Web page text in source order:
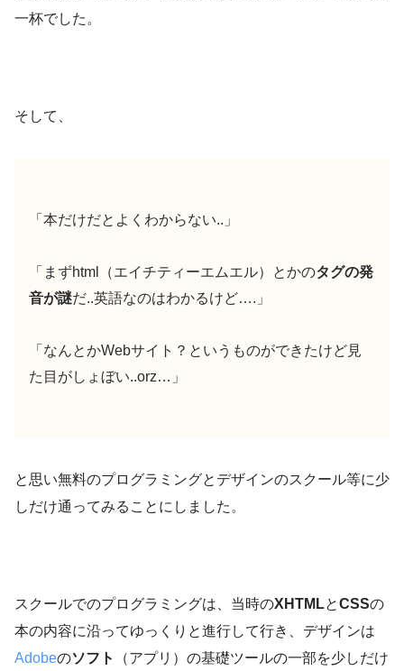
一杯でした。
そして、
「本だけだとよくわからない..」
「まずhtml（エイチティーエムエル）とかのタグの発
音が謎だ..英語なのはわかるけど….」
「なんとかWebサイト？というものができたけど見
た目がしょぼい..orz…」
と思い無料のプログラミングとデザインのスクール等に少
しだけ通ってみることにしました。
スクールでのプログラミングは、当時のXHTMLとCSSの
本の内容に沿ってゆっくりと進行して行き、デザインは
Adobeのソフト
（アプリ）の基礎ツールの一部を少しだけ